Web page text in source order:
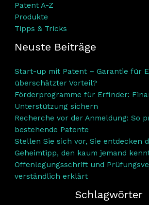
Patent A-Z
Produkte
Tipps & Tricks
Neuste Beiträge
Start-up mit Patent – Garantie für
überschätzter Vorteil?
Förderprogramme für Erfinder:
Unterstützung sichern
Recherche vor der Anmeldung: So
bestehende Patente
Stellen Sie sich vor, Sie entdecken
Geheimtipp, den kaum jemand
Offenlegungsschrift und
verständlich erklärt
Schlagwörter